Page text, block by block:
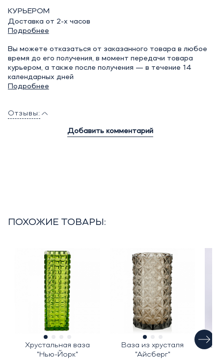
КУРЬЕРОМ
Доставка от 2-х часов
Подробнее
Вы можете отказаться от заказанного товара в любое
время до его получения, в момент передачи товара
курьером, а также после получения — в течение 14
календарных дней
Подробнее
Отзывы:
Добавить комментарий
ПОХОЖИЕ ТОВАРЫ:
Хрустальная ваза
"Нью-Йорк"
Ваза из хрусталя
"Айсберг"